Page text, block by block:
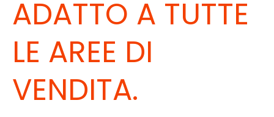
ADATTO A TUTTE
LE AREE DI
VENDITA.